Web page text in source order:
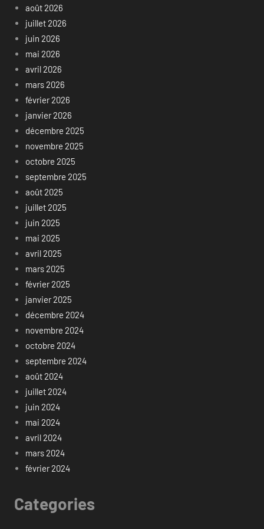
août 2026
juillet 2026
juin 2026
mai 2026
avril 2026
mars 2026
février 2026
janvier 2026
décembre 2025
novembre 2025
octobre 2025
septembre 2025
août 2025
juillet 2025
juin 2025
mai 2025
avril 2025
mars 2025
février 2025
janvier 2025
décembre 2024
novembre 2024
octobre 2024
septembre 2024
août 2024
juillet 2024
juin 2024
mai 2024
avril 2024
mars 2024
février 2024
Categories